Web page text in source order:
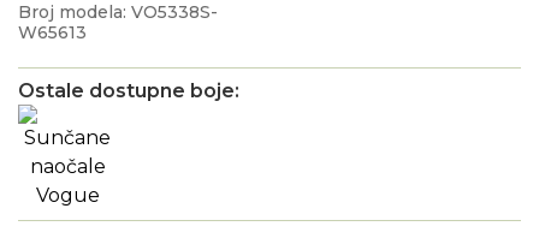
Broj modela: VO5338S-
W65613
Ostale dostupne boje: